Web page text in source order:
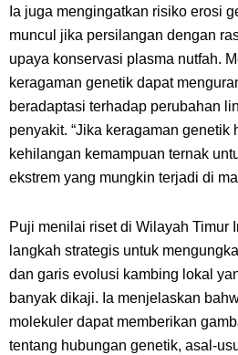
Ia juga mengingatkan risiko erosi
muncul jika persilangan dengan
upaya konservasi plasma nutfah.
keragaman genetik dapat
beradaptasi terhadap perubahan
penyakit. “Jika keragaman genetik
kehilangan kemampuan ternak
ekstrem yang mungkin terjadi di
Puji menilai riset di Wilayah Timur
langkah strategis untuk
dan garis evolusi kambing lokal
banyak dikaji. Ia menjelaskan
molekuler dapat memberikan
tentang hubungan genetik, asal-